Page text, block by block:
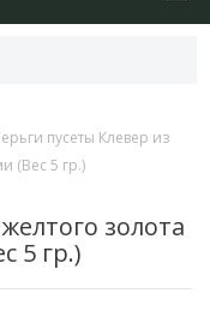
пусеты Клевер из
(Вес 5 гр.)
золота
5 гр.)